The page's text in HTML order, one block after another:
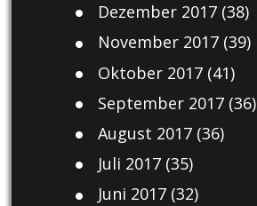
Dezember 2017(38)
November 2017(39)
Oktober 2017(41)
September 2017(36)
August 2017(36)
Juli 2017(35)
Juni 2017(32)